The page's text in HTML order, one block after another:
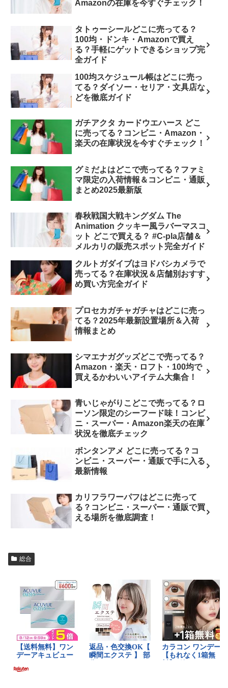
Amazonの在庫を今すぐチェック！
タトゥーシールどこに売ってる？
100均・ドンキ・Amazonで買え
る？手軽にゲットできるショップ完
全ガイド
100均スケジュール帳はどこに売っ
てる？ダイソー・セリア・文具店な
どを徹底ガイド
ガチアクタ カードウエハース どこ
に売ってる？コンビニ・Amazon・
楽天の在庫状況を今すぐチェック！
グミだよはどこで売ってる？ファミ
マ限定の入荷情報＆コンビニ・通販
まとめ2025最新版
春秋戦国大戦キングダム The
Animation クッキー風ラバーマスコ
ット どこで買える？ #C-pla店舗＆
メルカリの販売スポット完全ガイド
クルトガダイブはヨドバシカメラで
売ってる？在庫状況＆店舗別おすす
め買い方完全ガイド
プロセカガチャガチャはどこに売っ
てる？2025年最新設置場所＆入荷
情報まとめ
シマエナガグッズどこで売ってる？
Amazon・楽天・ロフト・100均で
買えるかわいいアイテム大集合！
青いじゃがりこどこで売ってる？ロ
ーソン限定のシーフード味！コンビ
ニ・スーパー・Amazon楽天の在庫
状況を徹底チェック
ボンタンアメ どこに売ってる？コ
ンビニ・スーパー・通販で手に入る
最新情報
カリフラワーパフはどこに売って
る？コンビニ・スーパー・通販で買
える場所を徹底調査！
総合